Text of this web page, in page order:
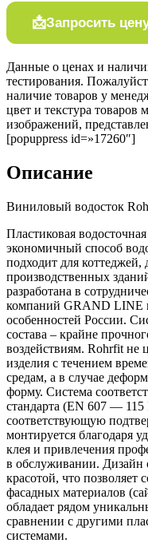
Запросить
Данные о ценах и
тестирования.
наличие товаров у
цвет и текстура товаров
изображений,
[popuppress id=»17260″]
Описание
Виниловый водосток
Пластиковая
экономичный способ
подходит для
производственных
разработана в
компаний GRAND LINE
особенностей России.
состава – крайне
воздействиям. Rohrfit не
изделия с течением
средам, а в случае
форму. Система
стандарта (EN 607 — 115
соответствующую
монтируется благодаря
клея и привлечения
в обслуживании. Дизайн
красотой, что позволяет
фасадных материалов
обладает рядом
сравнении с другими
системами.